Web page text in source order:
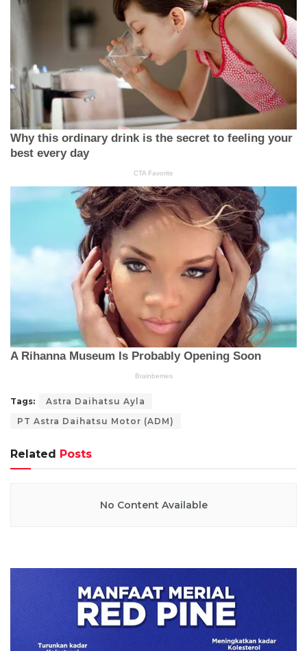
Tags:
Astra Daihatsu Ayla
PT Astra Daihatsu Motor (ADM)
Related Posts
No Content Available